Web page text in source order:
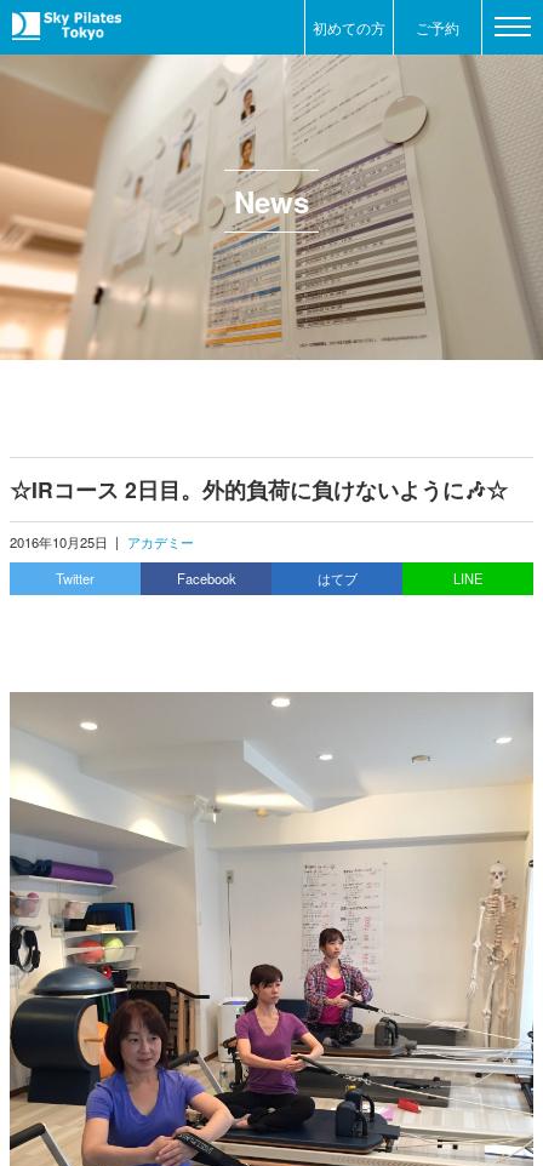
初めての方 ご予約
News
☆IRコース 2日目。外的負荷に負けないように🎶☆
2016年10月25日 | アカデミー
Twitter
Facebook はてブ LINE